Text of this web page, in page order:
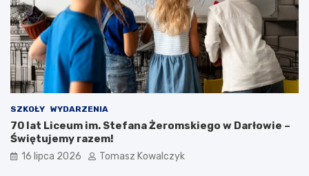
SZKOŁY WYDARZENIA
70 lat Liceum im. Stefana Żeromskiego w Darłowie –
Świętujemy razem!
16 lipca 2026 Tomasz Kowalczyk